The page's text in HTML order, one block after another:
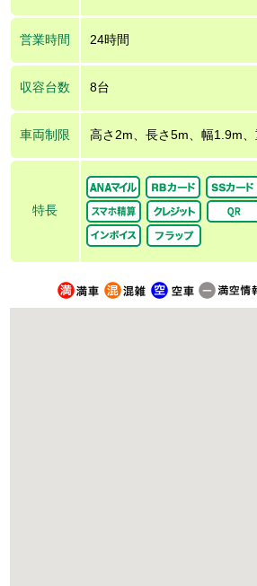
営業時間 24時間
収容台数 8台
車両制限 高さ2m、長さ5m、幅1.9m
特長